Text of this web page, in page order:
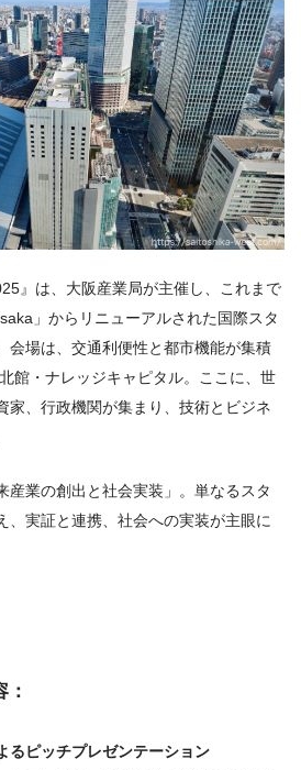
』は、大阪産業局が主催し、これまで
」からリニューアルされた国際スタ
会場は、交通利便性と都市機能が集積
館・ナレッジキャピタル。ここに、世
家、行政機関が集まり、技術とビジネ
産業の創出と社会実装」。単なるスタ
、実証と連携、社会への実装が主眼に
るピッチプレゼンテーション